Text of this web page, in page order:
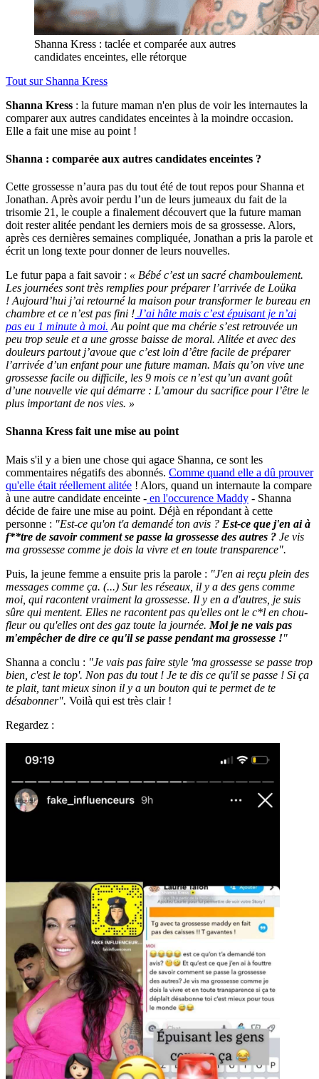
Shanna Kress : taclée et comparée aux autres
candidates enceintes, elle rétorque
Tout sur Shanna Kress
Shanna Kress : la future maman n'en plus de voir les internautes la
comparer aux autres candidates enceintes à la moindre occasion.
Elle a fait une mise au point !
Shanna : comparée aux autres candidates enceintes ?
Cette grossesse n’aura pas du tout été de tout repos pour Shanna et
Jonathan. Après avoir perdu l’un de leurs jumeaux du fait de la
trisomie 21, le couple a finalement découvert que la future maman
doit rester alitée pendant les derniers mois de sa grossesse. Alors,
après ces dernières semaines compliquée, Jonathan a pris la parole et
écrit un long texte pour donner de leurs nouvelles.
Le futur papa a fait savoir : « Bébé c’est un sacré chamboulement.
Les journées sont très remplies pour préparer l’arrivée de Loüka
! Aujourd’hui j’ai retourné la maison pour transformer le bureau en
chambre et ce n’est pas fini ! J’ai hâte mais c’est épuisant je n’ai
pas eu 1 minute à moi. Au point que ma chérie s’est retrouvée un
peu trop seule et a une grosse baisse de moral. Alitée et avec des
douleurs partout j’avoue que c’est loin d’être facile de préparer
l’arrivée d’un enfant pour une future maman. Mais qu’on vive une
grossesse facile ou difficile, les 9 mois ce n’est qu’un avant goût
d’une nouvelle vie qui démarre : L’amour du sacrifice pour l’être le
plus important de nos vies. »
Shanna Kress fait une mise au point
Mais s'il y a bien une chose qui agace Shanna, ce sont les
commentaires négatifs des abonnés. Comme quand elle a dû prouver
qu'elle était réellement alitée ! Alors, quand un internaute la compare
à une autre candidate enceinte - en l'occurence Maddy - Shanna
décide de faire une mise au point. Déjà en répondant à cette
personne : "Est-ce qu'on t'a demandé ton avis ? Est-ce que j'en ai à
f**tre de savoir comment se passe la grossesse des autres ? Je vis
ma grossesse comme je dois la vivre et en toute transparence".
Puis, la jeune femme a ensuite pris la parole : "J'en ai reçu plein des
messages comme ça. (...) Sur les réseaux, il y a des gens comme
moi, qui racontent vraiment la grossesse. Il y en a d'autres, je suis
sûre qui mentent. Elles ne racontent pas qu'elles ont le c*l en chou-
fleur ou qu'elles ont des gaz toute la journée. Moi je ne vais pas
m'empêcher de dire ce qu'il se passe pendant ma grossesse !"
Shanna a conclu : "Je vais pas faire style 'ma grossesse se passe trop
bien, c'est le top'. Non pas du tout ! Je te dis ce qu'il se passe ! Si ça
te plait, tant mieux sinon il y a un bouton qui te permet de te
désabonner". Voilà qui est très clair !
Regardez :